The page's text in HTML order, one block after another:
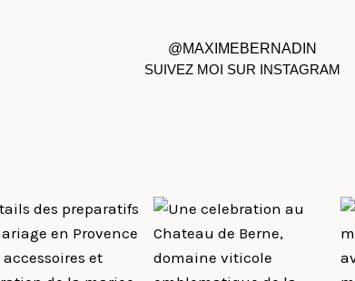
@MAXIMEBERNADIN
SUIVEZ MOI SUR INSTAGRAM